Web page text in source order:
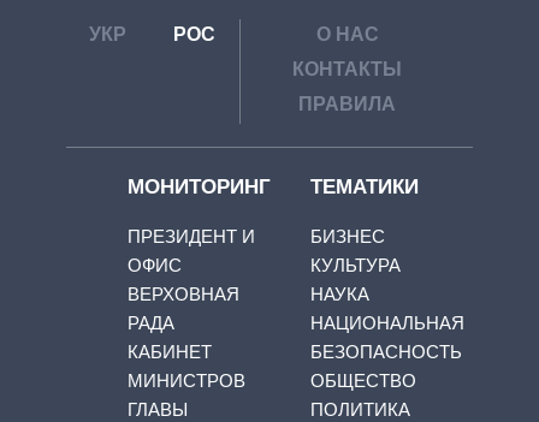
УКР РОС
О НАС
КОНТАКТЫ
ПРАВИЛА
МОНИТОРИНГ
ПРЕЗИДЕНТ И
ОФИС
ВЕРХОВНАЯ
РАДА
КАБИНЕТ
МИНИСТРОВ
ГЛАВЫ
ТЕМАТИКИ
БИЗНЕС
КУЛЬТУРА
НАУКА
НАЦИОНАЛЬНАЯ
БЕЗОПАСНОСТЬ
ОБЩЕСТВО
ПОЛИТИКА